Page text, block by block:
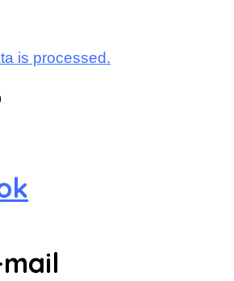
is processed.